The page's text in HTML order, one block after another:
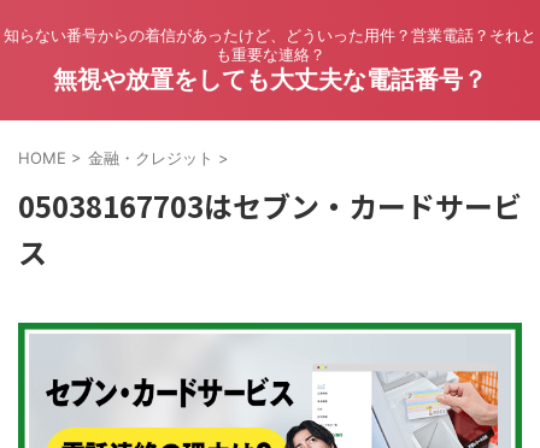
知らない番号からの着信があったけど、どういった用件？営業電話？それと
も重要な連絡？
無視や放置をしても大丈夫な電話番号？
HOME > 金融・クレジット >
05038167703はセブン・カードサービ
ス